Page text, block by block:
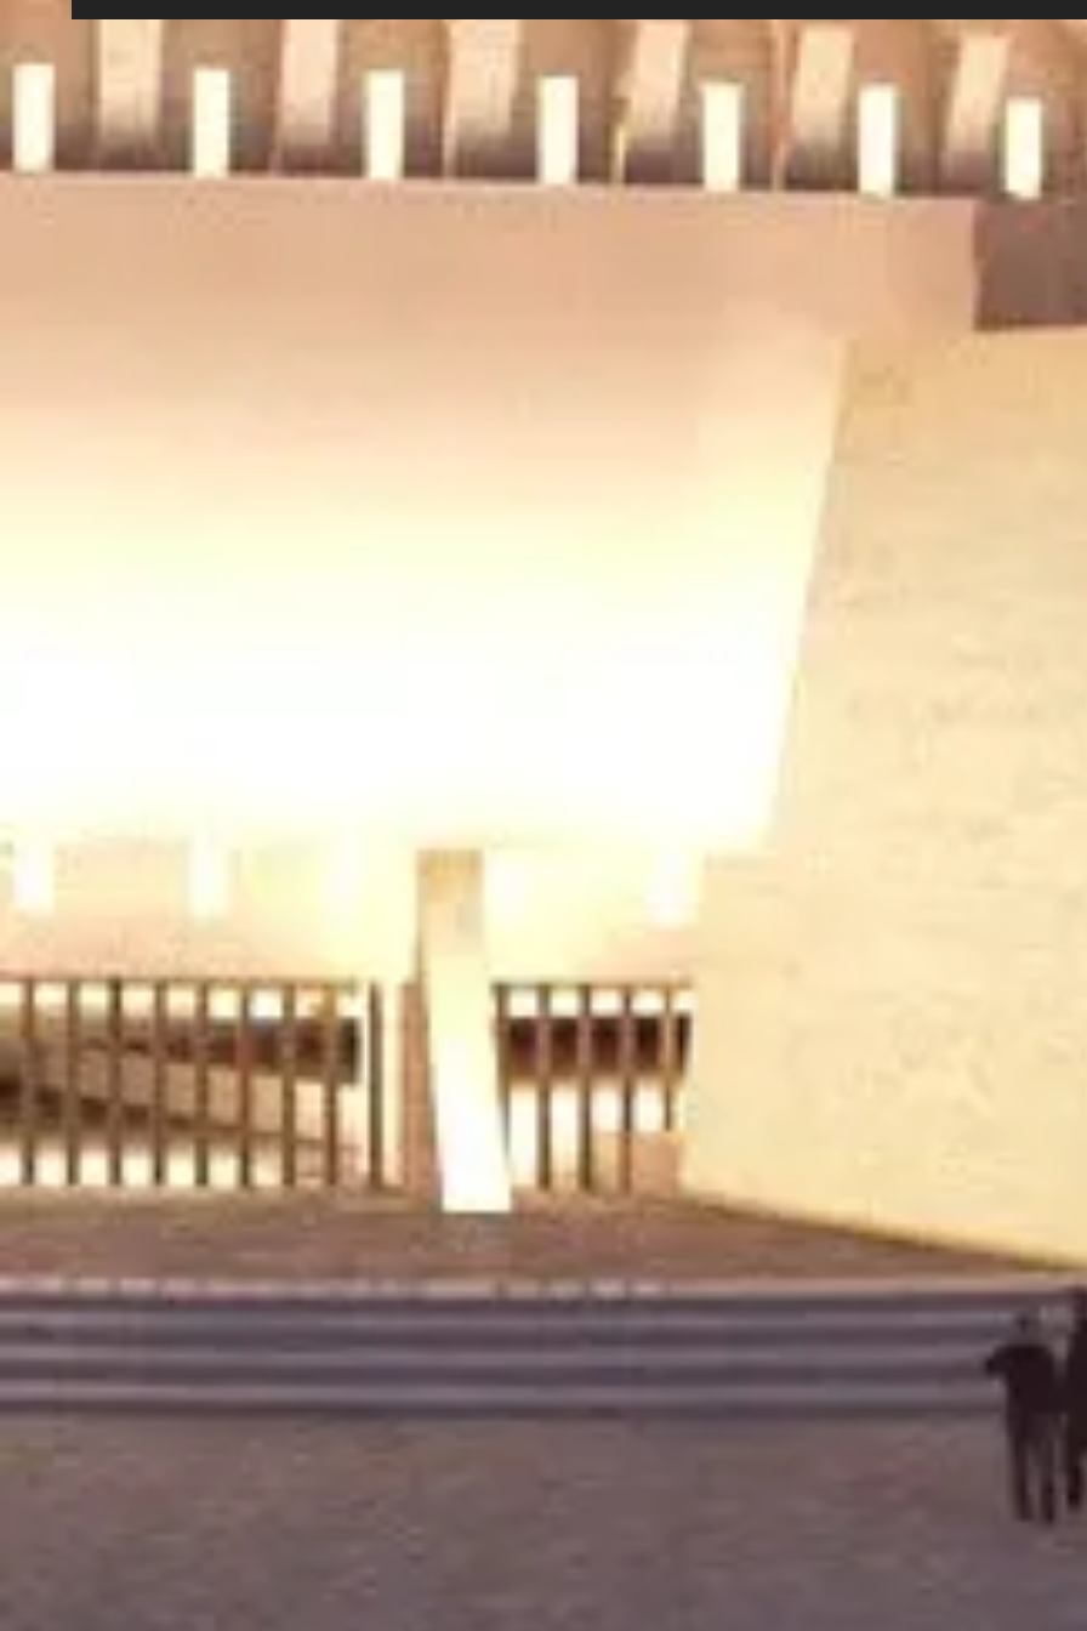
καταπληκτικά, περιμένω
να ζήσω επίσημο ματς με
τον κόσμο εδώ»
ομάδα του Superbet
Super Cup και των
Playoffs - Ανοιχτοί στο
μεταγραφικό παζάρι»
Φιλαδέλφεια